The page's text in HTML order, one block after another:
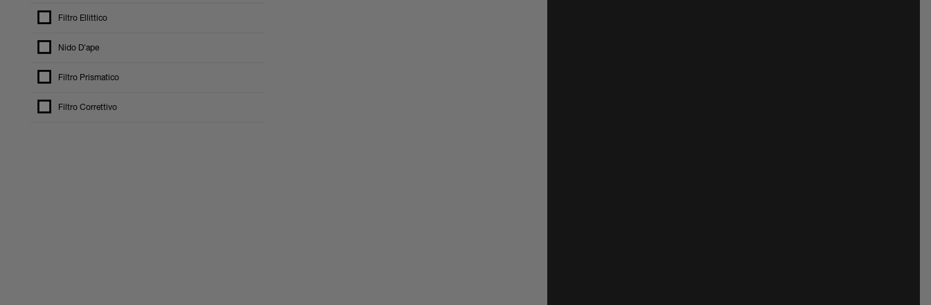
Filtro Ellittico
Nido D'ape
Filtro Prismatico
Filtro Correttivo